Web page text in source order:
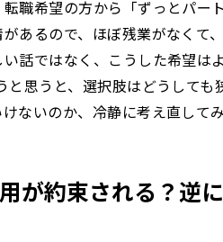
職希望の方から「ずっとパー
あるので、ほぼ残業がなくて
話ではなく、こうした希望は
と思うと、選択肢はどうして
ないのか、冷静に考え直してみ
が約束される？逆